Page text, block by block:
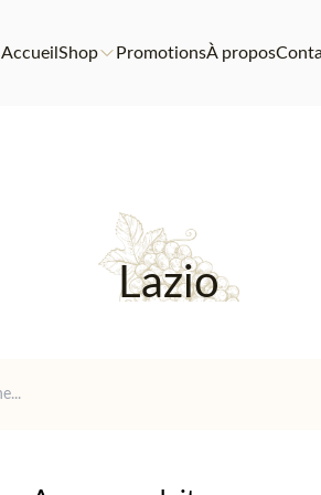
Accueil Shop PromotionsÀ propos
Lazio